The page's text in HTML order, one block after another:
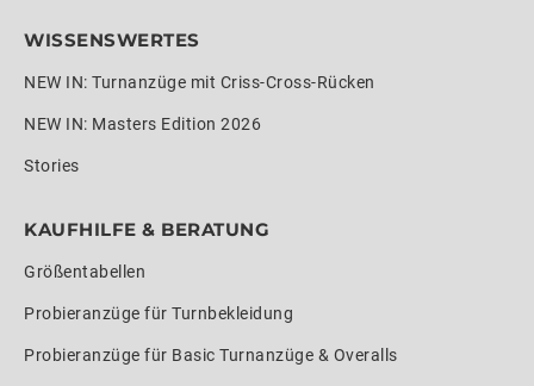
WISSENSWERTES
NEW IN: Turnanzüge mit Criss-Cross-Rücken
NEW IN: Masters Edition 2026
Stories
KAUFHILFE & BERATUNG
Größentabellen
Probieranzüge für Turnbekleidung
Probieranzüge für Basic Turnanzüge & Overalls